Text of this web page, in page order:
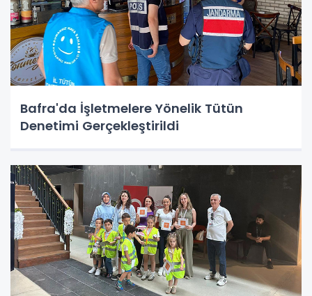
Bafra'da İşletmelere Yönelik Tütün
Denetimi Gerçekleştirildi